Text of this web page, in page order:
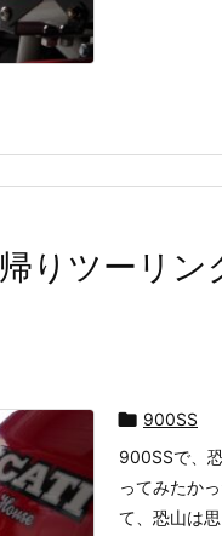
りツーリン
 900SS
900SSで、
ってみたか
て、恐山は